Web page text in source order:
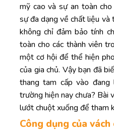
mỹ cao và sự an toàn
sự đa dạng về chất liệu và
không chỉ đảm bảo tính
toàn cho các thành viên
một cơ hội để thể hiện
của gia chủ. Vậy bạn đã
thang tam cấp vào
trường hiện nay chưa? Bài
lướt chuột xuống để tham
Công dụng của